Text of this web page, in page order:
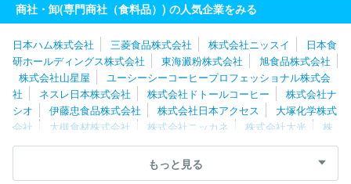
商社・卸(専門商社（食料品）) の人気企業をみる
日本ハム株式会社 三菱食品株式会社 株式会社ニッスイ
日本食
研ホールディングス株式会社
東海澱粉株式会社
旭食品株式会社
株式会社山星屋
ユーシーシーコーヒープロフェッショナル株式会
社
ネスレ日本株式会社 株式会社ドトールコーヒー
株式会社ナ
シオ
伊藤忠食品株式会社 株式会社日本アクセス
大塚化学株式
会社
大槻食材株式会社 株式会社ニッカネ 株式会社大光
株
式会社マルイチ産商
東洋冷蔵株式会社
株式会社ナリコマエンタ
株式会社庄司酒店 株式会社極洋
東京青果株式会
社
もっと見る